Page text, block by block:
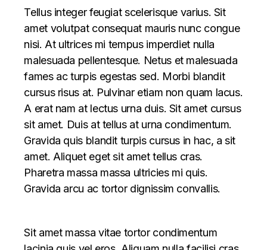
Tellus integer feugiat scelerisque varius. Sit
amet volutpat consequat mauris nunc congue
nisi. At ultrices mi tempus imperdiet nulla
malesuada pellentesque. Netus et malesuada
fames ac turpis egestas sed. Morbi blandit
cursus risus at. Pulvinar etiam non quam lacus.
A erat nam at lectus urna duis. Sit amet cursus
sit amet. Duis at tellus at urna condimentum.
Gravida quis blandit turpis cursus in hac, a sit
amet. Aliquet eget sit amet tellus cras.
Pharetra massa massa ultricies mi quis.
Gravida arcu ac tortor dignissim convallis.
Sit amet massa vitae tortor condimentum